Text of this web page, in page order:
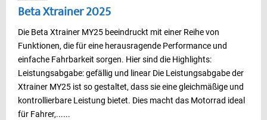
Beta Xtrainer 2025
Die Beta Xtrainer MY25 beeindruckt mit einer Reihe von
Funktionen, die für eine herausragende Performance und
einfache Fahrbarkeit sorgen. Hier sind die Highlights:
Leistungsabgabe: gefällig und linear Die Leistungsabgabe der
Xtrainer MY25 ist so gestaltet, dass sie eine gleichmäßige und
kontrollierbare Leistung bietet. Dies macht das Motorrad ideal
für Fahrer,......